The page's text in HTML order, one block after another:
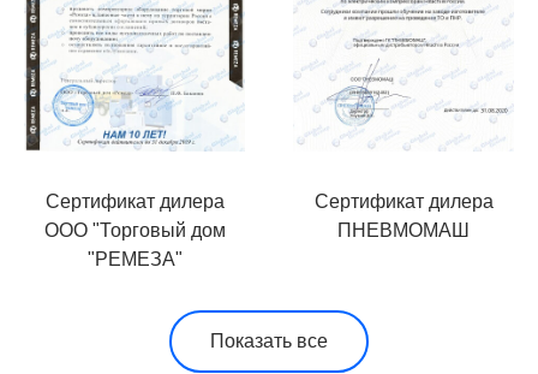
Сертификат дилера
ООО "Торговый дом
"РЕМЕЗА"
Сертификат дилера
ПНЕВМОМАШ
Показать все